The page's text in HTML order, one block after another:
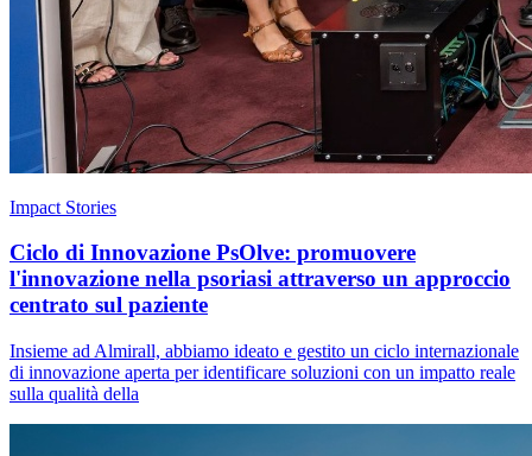
Impact Stories
Ciclo di Innovazione PsOlve: promuovere
l'innovazione nella psoriasi attraverso un approccio
centrato sul paziente
Insieme ad Almirall, abbiamo ideato e gestito un ciclo internazionale
di innovazione aperta per identificare soluzioni con un impatto reale
sulla qualità della